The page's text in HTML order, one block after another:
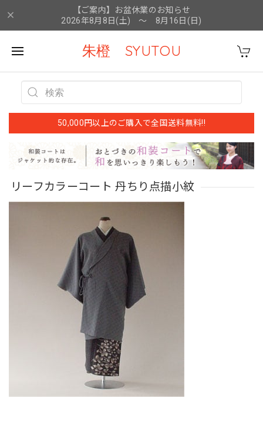
【ご案内】お盆休業のお知らせ
2026年8月8日(土) ～ 8月16日(日)
朱橙 SYUTOU
50,000円以上のご購入で全国送料無料!!
リーフカラーコート 丹ちり点描小紋